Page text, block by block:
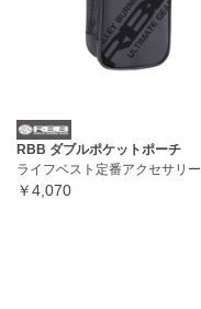
RBB ダブルポケットポーチ
ライフベスト定番アクセサリー
￥4,070